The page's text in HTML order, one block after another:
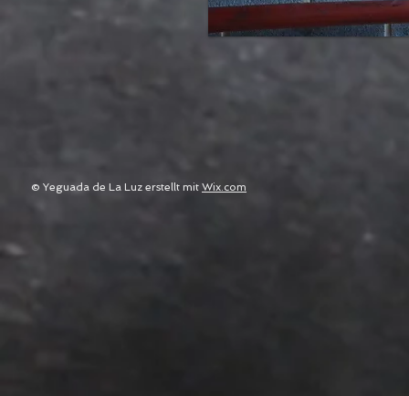
© Yeguada de La Luz erstellt mit Wix.com